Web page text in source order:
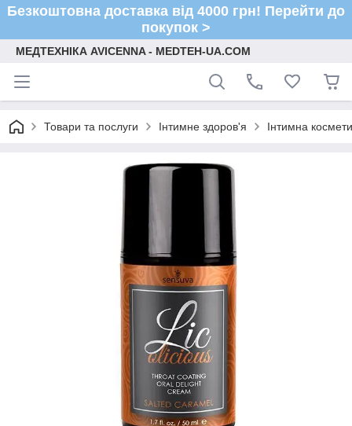
Безкоштовна доставка від 4000 грн! Перейти до
покупок >
МЕДТЕХНІКА AVICENNA - MEDTEH-UA.COM
Товари та послуги Інтимне здоров'я Інтимна